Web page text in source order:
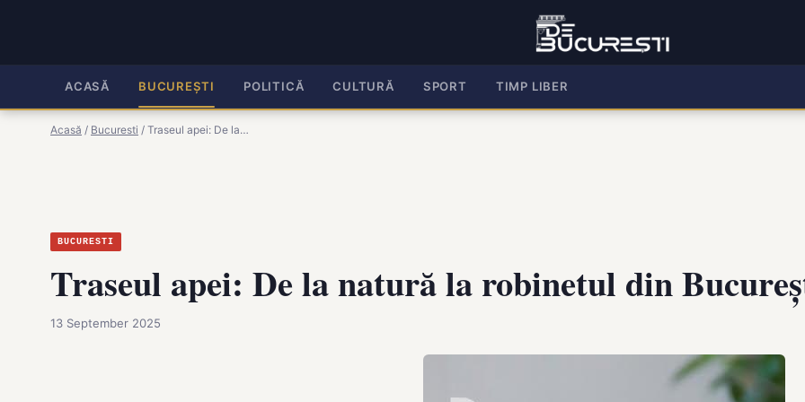
ACASĂ BUCUREȘTI POLITICĂ CULTURĂ SPORT TIMP LIBER
Acasă / Bucuresti / Traseul apei: De la…
BUCURESTI
Traseul apei: De la natură la robinetul din
13 September 2025